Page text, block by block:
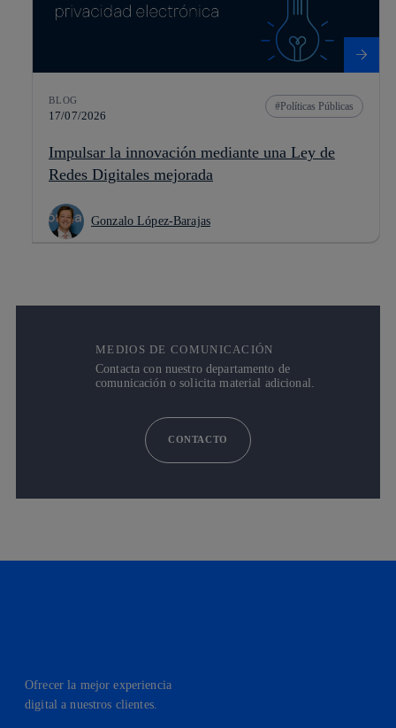
BLOG
17/07/2026
Políticas Públicas
Impulsar la innovación mediante una Ley de
Redes Digitales mejorada
Gonzalo López-Barajas
MEDIOS DE COMUNICACIÓN
Contacta con nuestro departamento de
comunicación o solicita material adicional.
CONTACTO
Ofrecer la mejor experiencia
digital a nuestros clientes.